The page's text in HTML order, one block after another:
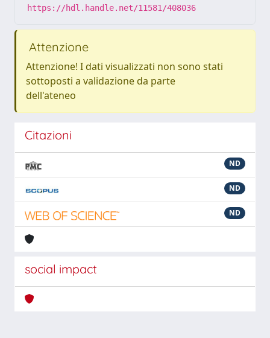
https://hdl.handle.net/11581/408036
Attenzione
Attenzione! I dati visualizzati non sono stati
sottoposti a validazione da parte
dell'ateneo
Citazioni
ND
ND
ND
social impact